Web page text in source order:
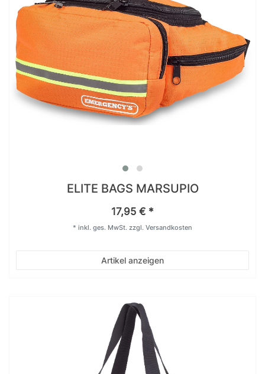
ELITE BAGS MARSUPIO
17,95 € *
Artikel anzeigen
* inkl. ges. MwSt. zzgl. Versandkosten